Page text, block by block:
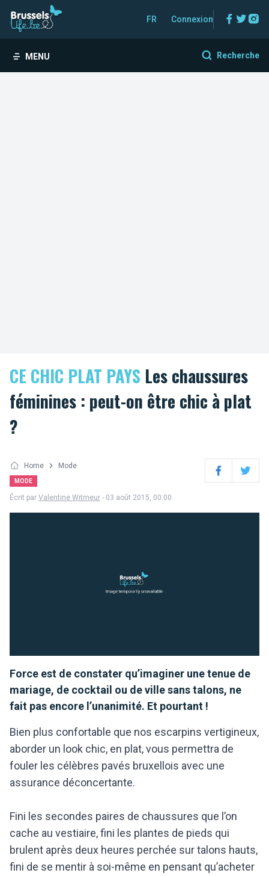
FR Connexion
MENU Recherche
CE CHIC PLAT PAYS Les chaussures
féminines : peut-on être chic à plat
?
Home Mode
MODE FacebookTwitter
Écrit par Valentine Witmeur - 03 août 2015, 00:00
Force est de constater qu’imaginer une tenue de
mariage, de cocktail ou de ville sans talons, ne
fait pas encore l’unanimité. Et pourtant !
Bien plus confortable que nos escarpins vertigineux,
aborder un look chic, en plat, vous permettra de
fouler les célèbres pavés bruxellois avec une
assurance déconcertante.
Fini les secondes paires de chaussures que l’on
cache au vestiaire, fini les plantes de pieds qui
brulent après deux heures perchée sur talons hauts,
fini de se mentir à soi-même en pensant qu’acheter